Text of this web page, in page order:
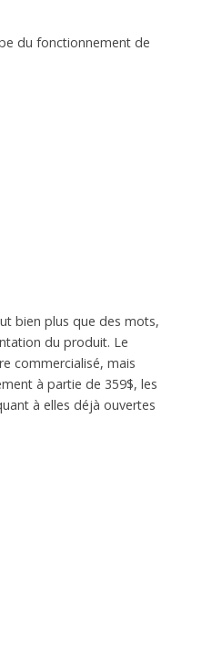
du fonctionnement de
bien plus que des mots,
du produit. Le
commercialisé, mais
à partie de 359$, les
à elles déjà ouvertes